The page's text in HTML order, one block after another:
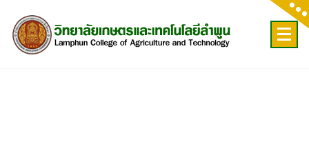
content